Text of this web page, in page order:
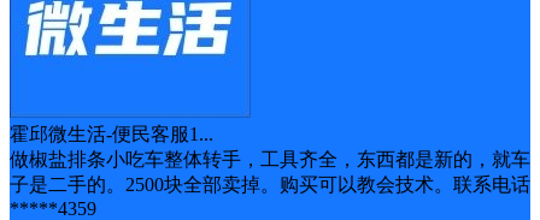
霍邱微生活-便民客服1...
做椒盐排条小吃车整体转手，工具齐全，东西都是新的，就车
子是二手的。2500块全部卖掉。购买可以教会技术。联系电话
*****4359